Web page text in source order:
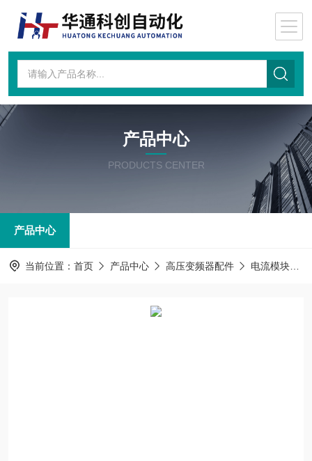
产品中心
PRODUCTS CENTER
产品中心
当前位置： 首页 产品中心 高压变频器配件 电流模块